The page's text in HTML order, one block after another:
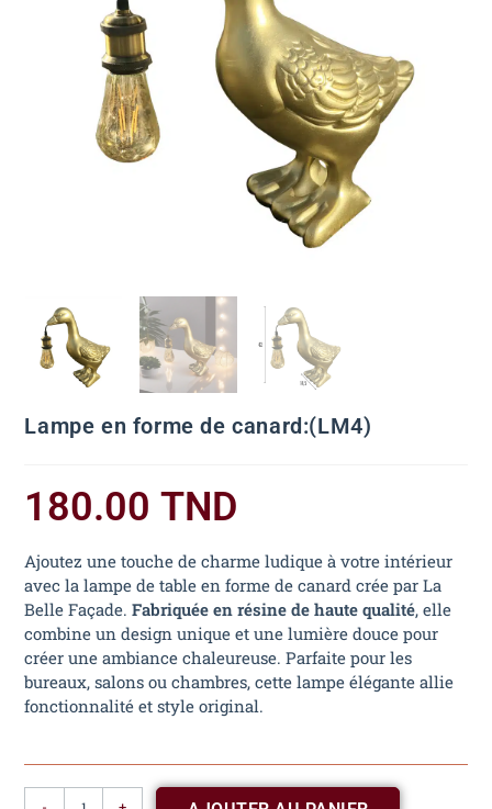
Lampe en forme de canard:(LM4)
180.00TND
Ajoutez une touche de charme ludique à votre intérieur
avec la lampe de table en forme de canard crée par La
Belle Façade.Fabriquée en résine de haute qualité, elle
combine un design unique et une lumière douce pour
créer une ambiance chaleureuse. Parfaite pour les
bureaux, salons ou chambres, cette lampe élégante allie
fonctionnalité et style original.